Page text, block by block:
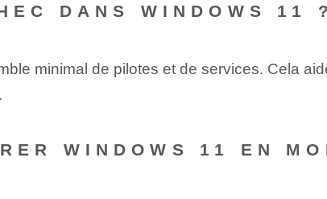
DANS WINDOWS 11 ?
minimal de pilotes et de services. Cela
WINDOWS 11 EN